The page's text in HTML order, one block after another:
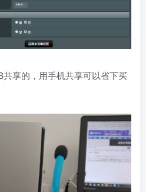
享的，用手机共享可以省下买